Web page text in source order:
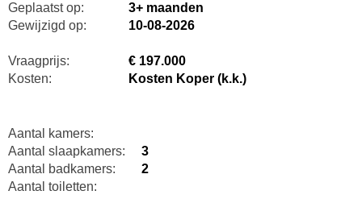
Geplaatst op:
3+ maanden
Gewijzigd op:
10-08-2026
Vraagprijs:
€ 197.000
Kosten:
Kosten Koper (k.k.)
Aantal kamers:
Aantal slaapkamers:
3
Aantal badkamers:
2
Aantal toiletten: